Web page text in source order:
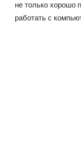
не только хорошо
работать с